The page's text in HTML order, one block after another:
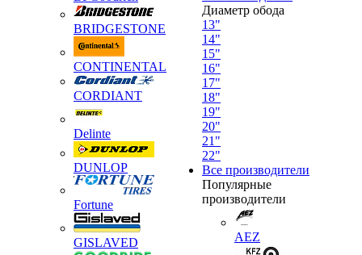
BRIDGESTONE
CONTINENTAL
CORDIANT
Delinte
DUNLOP
Fortune
GISLAVED
Диаметр обода
13"
14"
15"
16"
17"
18"
19"
20"
21"
22"
Все производители
Популярные
производители
AEZ